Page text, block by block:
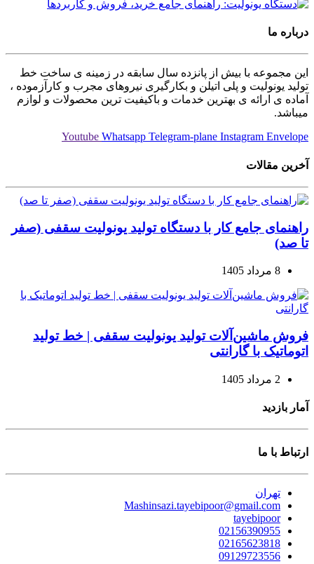
درباره ما
این مجموعه با بیش از پانزده سال سابقه در زمینه ی ساخت خط
تولید یونولیت و پلی اتیلن و بکارگیری نیروهای مجرب و کارآزموده ،
آماده ی ارائه ی بهترین خدمات و باکیفیت ترین محصولات و لوازم
میباشد.
Youtube Whatsapp Telegram-plane Instagram Envelope
آخرین مقالات
راهنمای جامع کار با دستگاه تولید یونولیت سقفی (صفر
تا صد)
8 مرداد 1405
فروش ماشین‌آلات تولید یونولیت سقفی | خط تولید
اتوماتیک با گارانتی
2 مرداد 1405
آمار بازدید
ارتباط با ما
تهران
Mashinsazi.tayebipoor@gmail.com
tayebipoor
02156390955
02165623818
09129723556